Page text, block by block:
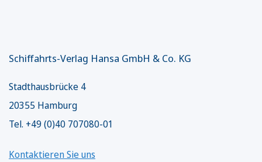
Schiffahrts-Verlag Hansa GmbH & Co. KG
Stadthausbrücke 4
20355 Hamburg
Tel. +49 (0)40 707080-01
Kontaktieren Sie uns